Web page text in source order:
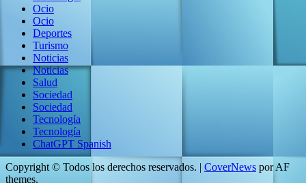
Ocio
Ocio
Deportes
Turismo
Noticias
Noticias
Salud
Sociedad
Sociedad
Tecnología
Tecnología
ChatGPT Spanish
Copyright © Todos los derechos reservados. | CoverNews por AF
themes.